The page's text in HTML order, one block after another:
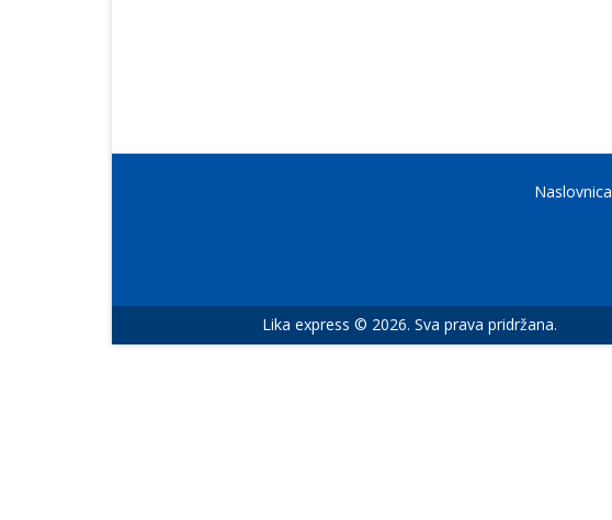
Naslovnica
Lika express © 2026. Sva prava pridržana.